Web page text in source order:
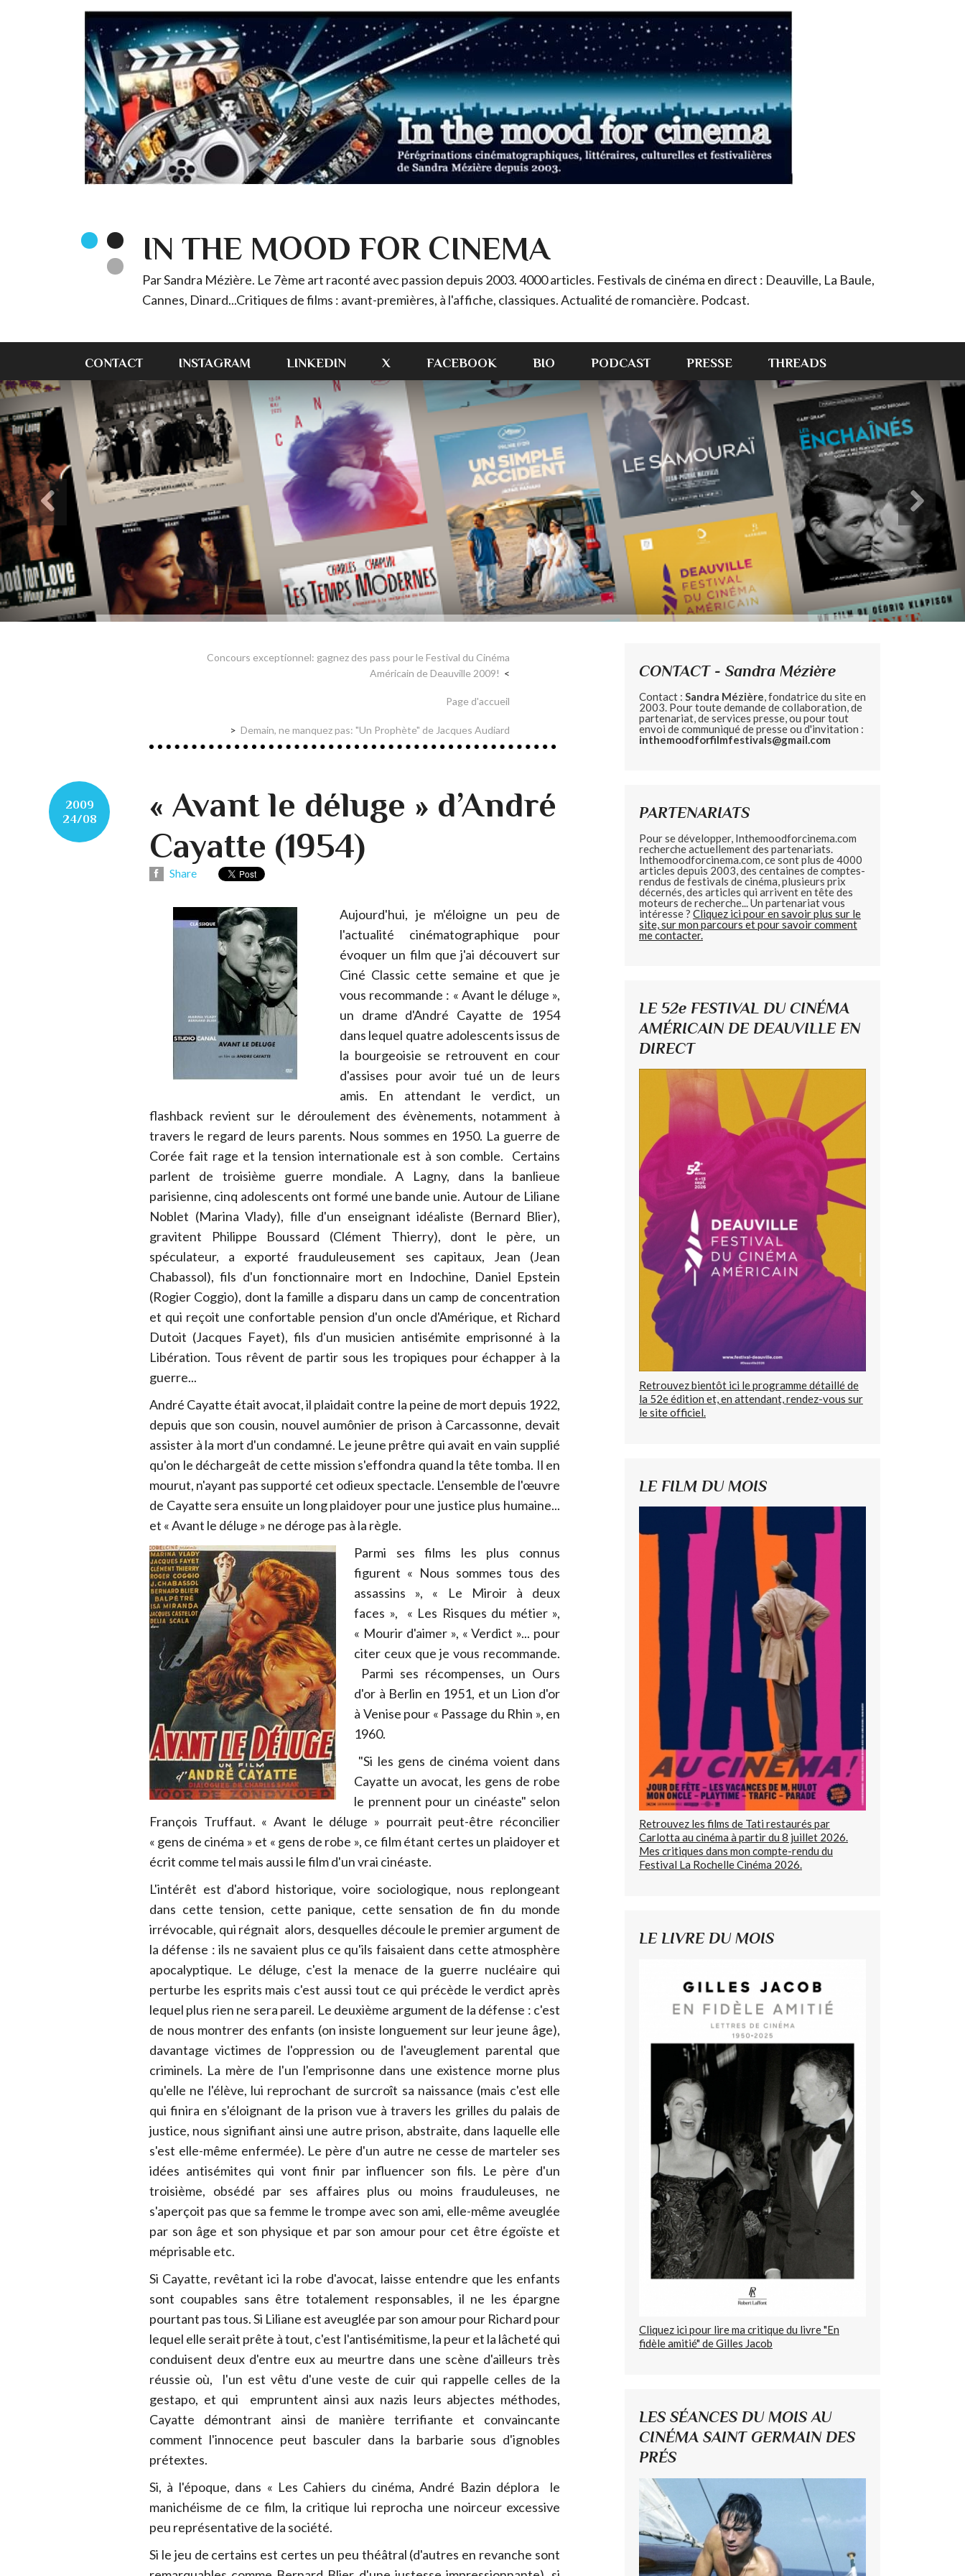
IN THE MOOD FOR CINEMA
Par Sandra Mézière. Le 7ème art raconté avec passion depuis 2003. 4000 articles. Festivals de cinéma en direct : Deauville, La Baule,
Cannes, Dinard...Critiques de films : avant-premières, à l'affiche, classiques. Actualité de romancière. Podcast.
CONTACT INSTAGRAM LINKEDIN X FACEBOOK BIO PODCAST PRESSE THREADS
Concours exceptionnel: gagnez des pass pour le Festival du Cinéma
Américain de Deauville 2009!
Page d'accueil
Demain, ne manquez pas: "Un Prophète" de Jacques Audiard
2009
24/08
« Avant le déluge » d’André
Cayatte (1954)
Share
Aujourd'hui, je m'éloigne un peu de
l'actualité cinématographique pour
évoquer un film que j'ai découvert sur
Ciné Classic cette semaine et que je
vous recommande : « Avant le déluge »,
un drame d'André Cayatte de 1954
dans lequel quatre adolescents issus de
la bourgeoisie se retrouvent en cour
d'assises pour avoir tué un de leurs
amis. En attendant le verdict, un
flashback revient sur le déroulement des évènements, notamment à
travers le regard de leurs parents. Nous sommes en 1950. La guerre de
Corée fait rage et la tension internationale est à son comble. Certains
parlent de troisième guerre mondiale. A Lagny, dans la banlieue
parisienne, cinq adolescents ont formé une bande unie. Autour de Liliane
Noblet (Marina Vlady), fille d'un enseignant idéaliste (Bernard Blier),
gravitent Philippe Boussard (Clément Thierry), dont le père, un
spéculateur, a exporté frauduleusement ses capitaux, Jean (Jean
Chabassol), fils d'un fonctionnaire mort en Indochine, Daniel Epstein
(Rogier Coggio), dont la famille a disparu dans un camp de concentration
et qui reçoit une confortable pension d'un oncle d'Amérique, et Richard
Dutoit (Jacques Fayet), fils d'un musicien antisémite emprisonné à la
Libération. Tous rêvent de partir sous les tropiques pour échapper à la
guerre...
André Cayatte était avocat, il plaidait contre la peine de mort depuis 1922,
depuis que son cousin, nouvel aumônier de prison à Carcassonne, devait
assister à la mort d'un condamné. Le jeune prêtre qui avait en vain supplié
qu'on le déchargeât de cette mission s'effondra quand la tête tomba. Il en
mourut, n'ayant pas supporté cet odieux spectacle. L'ensemble de l'œuvre
de Cayatte sera ensuite un long plaidoyer pour une justice plus humaine...
et « Avant le déluge » ne déroge pas à la règle.
Parmi ses films les plus connus
figurent « Nous sommes tous des
assassins », « Le Miroir à deux
faces », « Les Risques du métier »,
« Mourir d'aimer », « Verdict »... pour
citer ceux que je vous recommande.
Parmi ses récompenses, un Ours
d'or à Berlin en 1951, et un Lion d'or
à Venise pour « Passage du Rhin », en
1960.
"Si les gens de cinéma voient dans
Cayatte un avocat, les gens de robe
le prennent pour un cinéaste" selon
François Truffaut. « Avant le déluge » pourrait peut-être réconcilier
« gens de cinéma » et « gens de robe », ce film étant certes un plaidoyer et
écrit comme tel mais aussi le film d'un vrai cinéaste.
L'intérêt est d'abord historique, voire sociologique, nous replongeant
dans cette tension, cette panique, cette sensation de fin du monde
irrévocable, qui régnait alors, desquelles découle le premier argument de
la défense : ils ne savaient plus ce qu'ils faisaient dans cette atmosphère
apocalyptique. Le déluge, c'est la menace de la guerre nucléaire qui
perturbe les esprits mais c'est aussi tout ce qui précède le verdict après
lequel plus rien ne sera pareil. Le deuxième argument de la défense : c'est
de nous montrer des enfants (on insiste longuement sur leur jeune âge),
davantage victimes de l'oppression ou de l'aveuglement parental que
criminels. La mère de l'un l'emprisonne dans une existence morne plus
qu'elle ne l'élève, lui reprochant de surcroît sa naissance (mais c'est elle
qui finira en s'éloignant de la prison vue à travers les grilles du palais de
justice, nous signifiant ainsi une autre prison, abstraite, dans laquelle elle
s'est elle-même enfermée). Le père d'un autre ne cesse de marteler ses
idées antisémites qui vont finir par influencer son fils. Le père d'un
troisième, obsédé par ses affaires plus ou moins frauduleuses, ne
s'aperçoit pas que sa femme le trompe avec son ami, elle-même aveuglée
par son âge et son physique et par son amour pour cet être égoïste et
méprisable etc.
Si Cayatte, revêtant ici la robe d'avocat, laisse entendre que les enfants
sont coupables sans être totalement responsables, il ne les épargne
pourtant pas tous. Si Liliane est aveuglée par son amour pour Richard pour
lequel elle serait prête à tout, c'est l'antisémitisme, la peur et la lâcheté qui
conduisent deux d'entre eux au meurtre dans une scène d'ailleurs très
réussie où, l'un est vêtu d'une veste de cuir qui rappelle celles de la
gestapo, et qui empruntent ainsi aux nazis leurs abjectes méthodes,
Cayatte démontrant ainsi de manière terrifiante et convaincante
comment l'innocence peut basculer dans la barbarie sous d'ignobles
prétextes.
Si, à l'époque, dans « Les Cahiers du cinéma, André Bazin déplora le
manichéisme de ce film, la critique lui reprocha une noirceur excessive
peu représentative de la société.
Si le jeu de certains est certes un peu théâtral (d'autres en revanche sont
CONTACT - Sandra Mézière
Contact : Sandra Mézière, fondatrice du site en
2003. Pour toute demande de collaboration, de
partenariat, de services presse, ou pour tout
envoi de communiqué de presse ou d'invitation :
inthemoodforfilmfestivals@gmail.com
PARTENARIATS
Pour se développer, Inthemoodforcinema.com
recherche actuellement des partenariats.
Inthemoodforcinema.com, ce sont plus de 4000
articles depuis 2003, des centaines de comptes-
rendus de festivals de cinéma, plusieurs prix
décernés, des articles qui arrivent en tête des
moteurs de recherche... Un partenariat vous
intéresse ? Cliquez ici pour en savoir plus sur le
site, sur mon parcours et pour savoir comment
me contacter.
LE 52e FESTIVAL DU CINÉMA
AMÉRICAIN DE DEAUVILLE EN
DIRECT
Retrouvez bientôt ici le programme détaillé de
la 52e édition et, en attendant, rendez-vous sur
le site officiel.
LE FILM DU MOIS
Retrouvez les films de Tati restaurés par
Carlotta au cinéma à partir du 8 juillet 2026.
Mes critiques dans mon compte-rendu du
Festival La Rochelle Cinéma 2026.
LE LIVRE DU MOIS
Cliquez ici pour lire ma critique du livre "En
fidèle amitié" de Gilles Jacob
LES SÉANCES DU MOIS AU
CINÉMA SAINT GERMAIN DES
PRÉS